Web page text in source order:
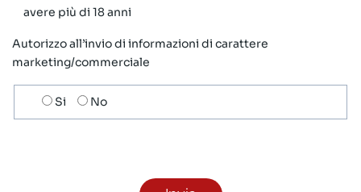
avere più di 18 anni
Autorizzo all’invio di informazioni di carattere
marketing/commerciale
Scelta
invio
Si No